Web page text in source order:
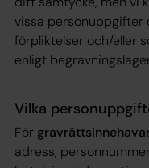
vissa personuppgifter
förpliktelser och/eller
enligt
Vilka
För
adress,